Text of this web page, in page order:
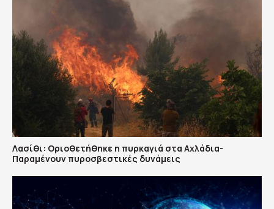
Λασίθι: Οριοθετήθηκε η πυρκαγιά στα Αχλάδια-
Παραμένουν πυροσβεστικές δυνάμεις